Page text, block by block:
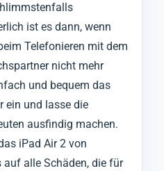
ist es dann, wenn
Telefonieren mit dem
nicht mehr
und bequem das
ein und lasse die
ausfindig machen.
iPad Air 2 von
auf alle Schäden, die für